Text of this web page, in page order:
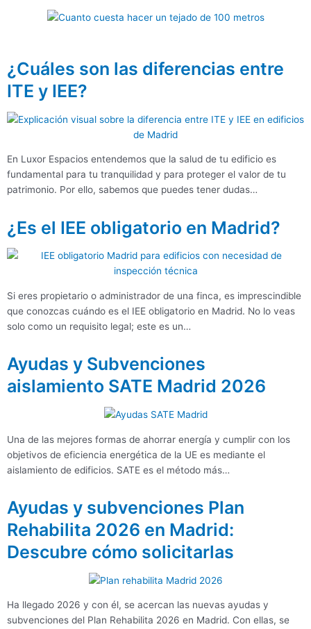
¿Cuáles son las diferencias entre
ITE y IEE?
En Luxor Espacios entendemos que la salud de tu edificio es
fundamental para tu tranquilidad y para proteger el valor de tu
patrimonio. Por ello, sabemos que puedes tener dudas…
¿Es el IEE obligatorio en Madrid?
Si eres propietario o administrador de una finca, es imprescindible
que conozcas cuándo es el IEE obligatorio en Madrid. No lo veas
solo como un requisito legal; este es un…
Ayudas y Subvenciones
aislamiento SATE Madrid 2026
Una de las mejores formas de ahorrar energía y cumplir con los
objetivos de eficiencia energética de la UE es mediante el
aislamiento de edificios. SATE es el método más…
Ayudas y subvenciones Plan
Rehabilita 2026 en Madrid:
Descubre cómo solicitarlas
Ha llegado 2026 y con él, se acercan las nuevas ayudas y
subvenciones del Plan Rehabilita 2026 en Madrid. Con ellas, se